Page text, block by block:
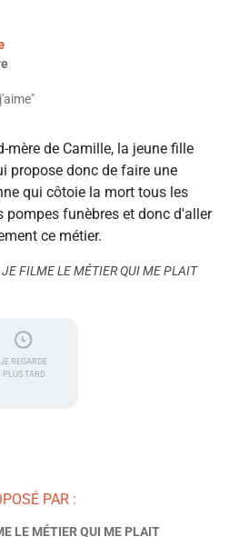
mère de Camille, la jeune fille
propose donc de faire une
qui côtoie la mort tous les
pompes funèbres et donc d'aller
ce métier.
FILME LE MÉTIER QUI ME PLAIT
JE REGARDE
PLUS TARD
PAR :
LE MÉTIER QUI ME PLAIT